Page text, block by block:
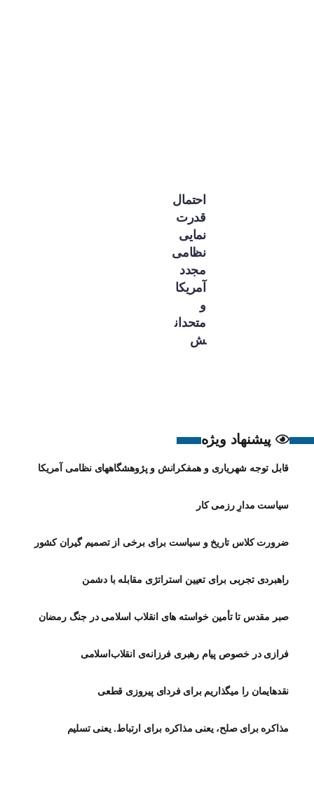
احتمال
قدرت
نمایی
نظامی
مجدد
آمریکا
و
متحدان
ش
پیشنهاد ویژه
قابل توجه شهریاری و همفکرانش و پژوهشگاههای نظامی آمریکا
سیاست مدارِ رزمی کار
ضرورت کلاس تاریخ و سیاست برای برخی از تصمیم گیران کشور
راهبردی تجربی برای تعیین استراتژی مقابله با دشمن
صبر مقدس تا تأمین خواسته های انقلاب اسلامی در جنگ رمضان
فرازی در خصوص پیام رهبری فرزانه‌ی انقلاب‌اسلامی
نقدهایمان را میگذاریم برای فردای پیروزی قطعی
مذاکره برای صلح، یعنی مذاکره برای ارتباط. یعنی تسلیم